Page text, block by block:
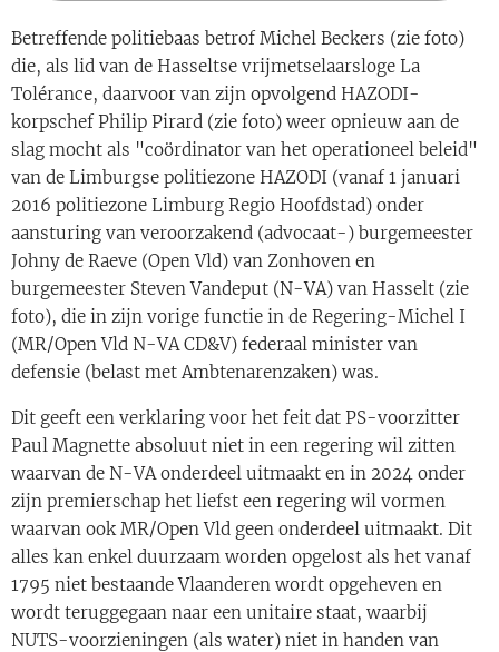
Betreffende politiebaas betrof Michel Beckers (zie foto)
die, als lid van de Hasseltse vrijmetselaarsloge La
Tolérance, daarvoor van zijn opvolgend HAZODI-
korpschef Philip Pirard (zie foto) weer opnieuw aan de
slag mocht als "coördinator van het operationeel beleid"
van de Limburgse politiezone HAZODI (vanaf 1 januari
2016 politiezone Limburg Regio Hoofdstad) onder
aansturing van veroorzakend (advocaat-) burgemeester
Johny de Raeve (Open Vld) van Zonhoven en
burgemeester Steven Vandeput (N-VA) van Hasselt (zie
foto), die in zijn vorige functie in de Regering-Michel I
(MR/Open Vld N-VA CD&V) federaal minister van
defensie (belast met Ambtenarenzaken) was.
Dit geeft een verklaring voor het feit dat PS-voorzitter
Paul Magnette absoluut niet in een regering wil zitten
waarvan de N-VA onderdeel uitmaakt en in 2024 onder
zijn premierschap het liefst een regering wil vormen
waarvan ook MR/Open Vld geen onderdeel uitmaakt. Dit
alles kan enkel duurzaam worden opgelost als het vanaf
1795 niet bestaande Vlaanderen wordt opgeheven en
wordt teruggegaan naar een unitaire staat, waarbij
NUTS-voorzieningen (als water) niet in handen van